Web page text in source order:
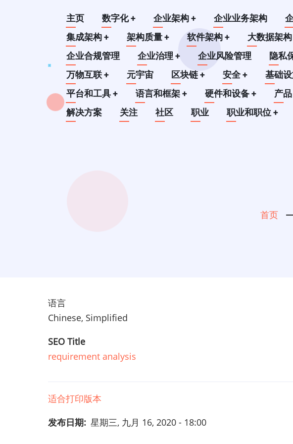
Main
navigation
主页 数字化+ 企业架构+ 企业业务架构
集成架构+ 架构质量+ 软件架构+ 大数据架
企业合规管理
企业治理+ 企业风险管理 隐私
万物互联+ 元宇宙 区块链+ 安全+ 基础
平台和工具+ 语言和框架+ 硬件和设备+ 产
解决方案
关注 社区 职业 职业和职位+
首页
语言
Chinese, Simplified
SEO Title
requirement analysis
适合打印版本
发布日期 星期三, 九月 16, 2020 - 18:00